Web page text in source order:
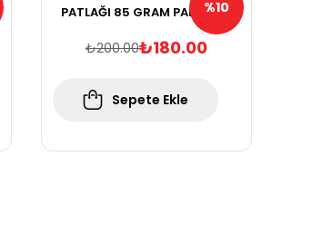
%10
PATLAĞI 85 GRAM PAKET X 2
PAKET (Glütensiz & Vegan)
₺200.00₺180.00
Sepete Ekle